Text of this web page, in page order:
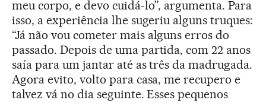
meu corpo, e devo cuidá-lo”, argumenta. Para
isso, a experiência lhe sugeriu alguns truques:
“Já não vou cometer mais alguns erros do
passado. Depois de uma partida, com 22 anos
saía para um jantar até as três da madrugada.
Agora evito, volto para casa, me recupero e
talvez vá no dia seguinte. Esses pequenos